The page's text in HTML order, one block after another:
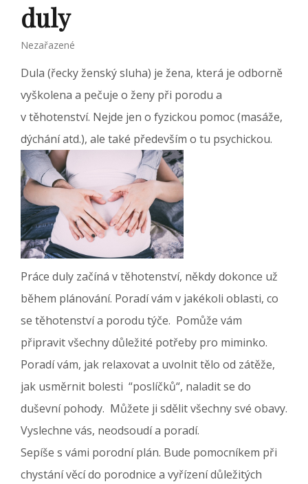
duly
Nezařazené
Dula (řecky ženský sluha) je žena, která je odborně
vyškolena a pečuje o ženy při porodu a
v těhotenství. Nejde jen o fyzickou pomoc (masáže,
dýchání atd.), ale také především o tu psychickou.
Práce duly začíná v těhotenství, někdy dokonce už
během plánování. Poradí vám v jakékoli oblasti, co
se těhotenství a porodu týče. Pomůže vám
připravit všechny důležité potřeby pro miminko.
Poradí vám, jak relaxovat a uvolnit tělo od zátěže,
jak usměrnit bolesti “poslíčků“, naladit se do
duševní pohody. Můžete ji sdělit všechny své obavy.
Vyslechne vás, neodsoudí a poradí.
Sepíše s vámi porodní plán. Bude pomocníkem při
chystání věcí do porodnice a vyřízení důležitých